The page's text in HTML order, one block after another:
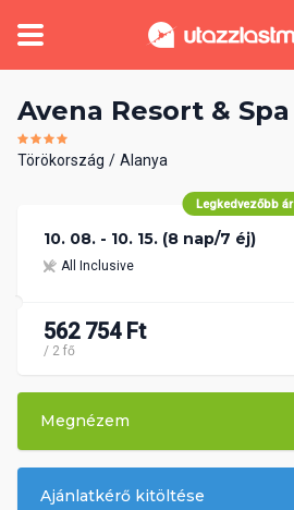
Avena Resort & Spa
Törökország Alanya
Legkedvezőbb ár
10. 08. - 10. 15. (8 nap/7 éj)
All Inclusive
562 754 Ft
/ 2 fő
Megnézem
Ajánlatkérő kitöltése